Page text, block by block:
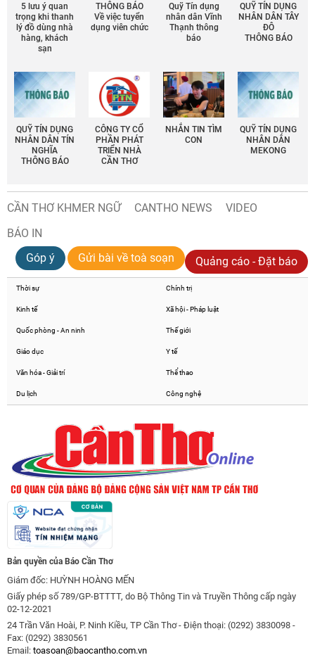
5 lưu ý quan
trọng khi thanh
lý đồ dùng nhà
hàng, khách
sạn
THÔNG BÁO
Về việc tuyển
dụng viên chức
Quỹ Tín dụng
nhân dân Vĩnh
Thạnh thông
báo
QUỸ TÍN DỤNG
NHÂN DÂN TÂY
ĐÔ
THÔNG BÁO
QUỸ TÍN DỤNG
NHÂN DÂN TÍN
NGHĨA
THÔNG BÁO
CÔNG TY CỔ
PHẦN PHÁT
TRIỂN NHÀ
CẦN THƠ
NHẮN TIN TÌM
CON
QUỸ TÍN DỤNG
NHÂN DÂN
MEKONG
CẦN THƠ KHMER NGỮ CANTHO NEWS
VIDEO
BÁO IN
Góp ý
Gửi bài về toà soạn Quảng cáo - Đặt báo
Thời sự Chính trị
Kinh tế Xã hội - Pháp luật
Quốc phòng - An ninh Thế giới
Giáo dục Y tế
Văn hóa - Giải trí Thể thao
Du lịch Công nghệ
Bản quyền của Báo Cần Thơ
Giám đốc: HUỲNH HOÀNG MẾN
Giấy phép số 789/GP-BTTTT, do Bộ Thông Tin và Truyền Thông cấp ngày
02-12-2021
24 Trần Văn Hoài, P. Ninh Kiều, TP Cần Thơ - Điện thoại: (0292) 3830098 -
Fax: (0292) 3830561
Email: toasoan@baocantho.com.vn